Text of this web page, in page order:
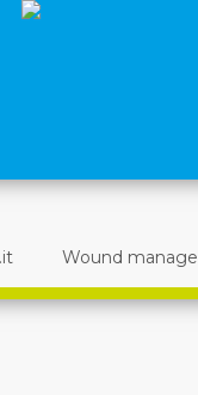
Wound